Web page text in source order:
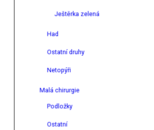
Ještěrka zelená
Had
Ostatní druhy
Netopýři
Malá chirurgie
Podložky
Ostatní